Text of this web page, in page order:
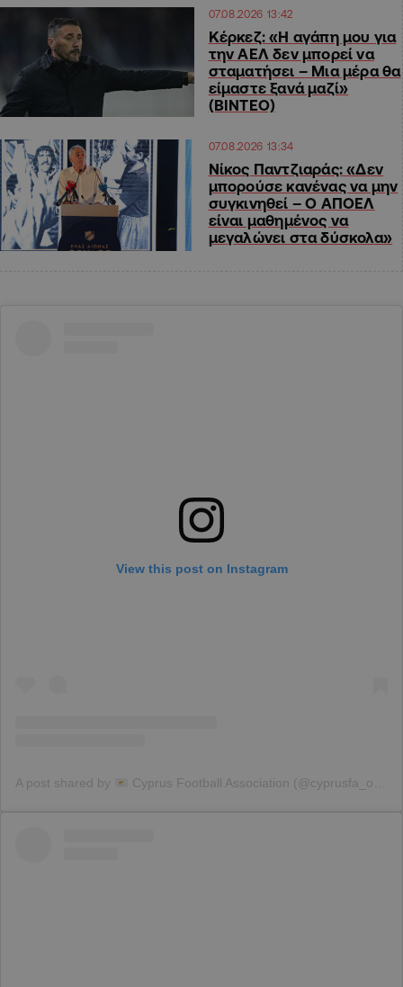
07.08.2026 13:42
Κέρκεζ: «Η αγάπη μου για
την ΑΕΛ δεν μπορεί να
σταματήσει – Μια μέρα θα
είμαστε ξανά μαζί»
(ΒΙΝΤΕΟ)
07.08.2026 13:34
Νίκος Παντζιαράς: «Δεν
μπορούσε κανένας να μην
συγκινηθεί – Ο ΑΠΟΕΛ
είναι μαθημένος να
μεγαλώνει στα δύσκολα»
View this post on Instagram
A post shared by Cyprus Football Association (@cyprusfa_official)